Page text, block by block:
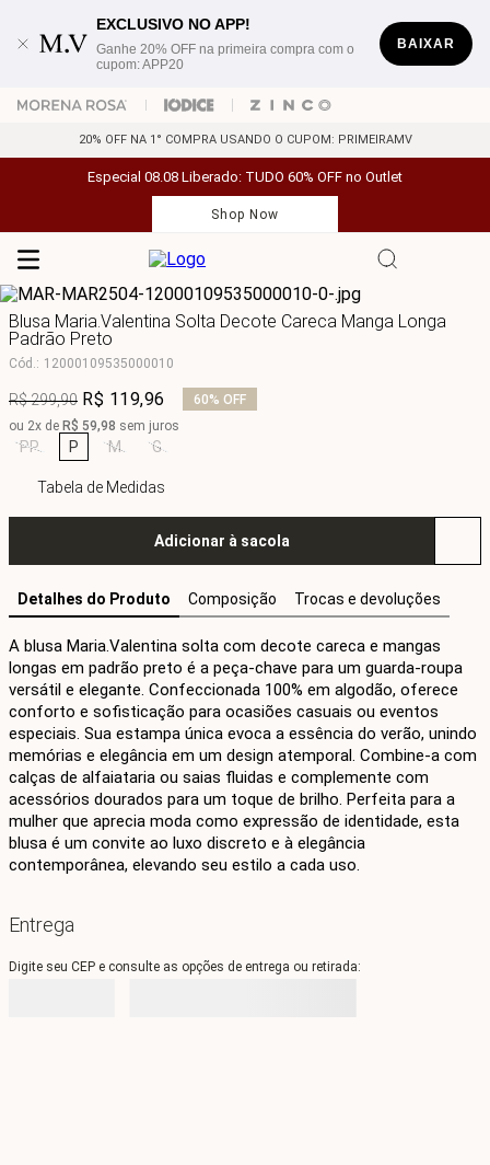
EXCLUSIVO NO APP!
Ganhe 20% OFF na primeira compra com o
cupom: APP20
BAIXAR
20% OFF NA 1° COMPRA USANDO O CUPOM: PRIMEIRAMV
Especial 08.08 Liberado: TUDO 60% OFF no Outlet
Shop Now
Blusa Maria.Valentina Solta Decote Careca Manga Longa
Padrão Preto
Cód.: 12000109535000010
R$299,90 R$ 119,96 60% OFF
ou 2x de R$ 59,98 sem juros
PP P M G
Tabela de Medidas
Adicionar à sacola
Detalhes do Produto Composição Trocas e devoluções
A blusa Maria.Valentina solta com decote careca e mangas
longas em padrão preto é a peça-chave para um guarda-roupa
versátil e elegante. Confeccionada 100% em algodão, oferece
conforto e sofisticação para ocasiões casuais ou eventos
especiais. Sua estampa única evoca a essência do verão, unindo
memórias e elegância em um design atemporal. Combine-a com
calças de alfaiataria ou saias fluidas e complemente com
acessórios dourados para um toque de brilho. Perfeita para a
mulher que aprecia moda como expressão de identidade, esta
blusa é um convite ao luxo discreto e à elegância
contemporânea, elevando seu estilo a cada uso.
Entrega
Digite seu CEP e consulte as opções de entrega ou retirada: